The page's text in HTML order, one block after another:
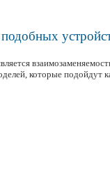
которые подойдут